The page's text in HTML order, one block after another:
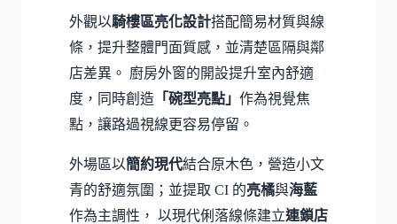
外觀以騎樓區亮化設計搭配簡易材質與線
條，提升整體門面質感，並清楚區隔與鄰
店差異。 廚房外窗的開設提升室內舒適
度，同時創造 「碗型亮點」 作為視覺焦
點，讓路過視線更容易停留。
外場區以簡約現代結合原木色，營造小文
青的舒適氛圍；並提取 CI 的亮橘與海藍
作為主調性， 以現代俐落線條建立連鎖店